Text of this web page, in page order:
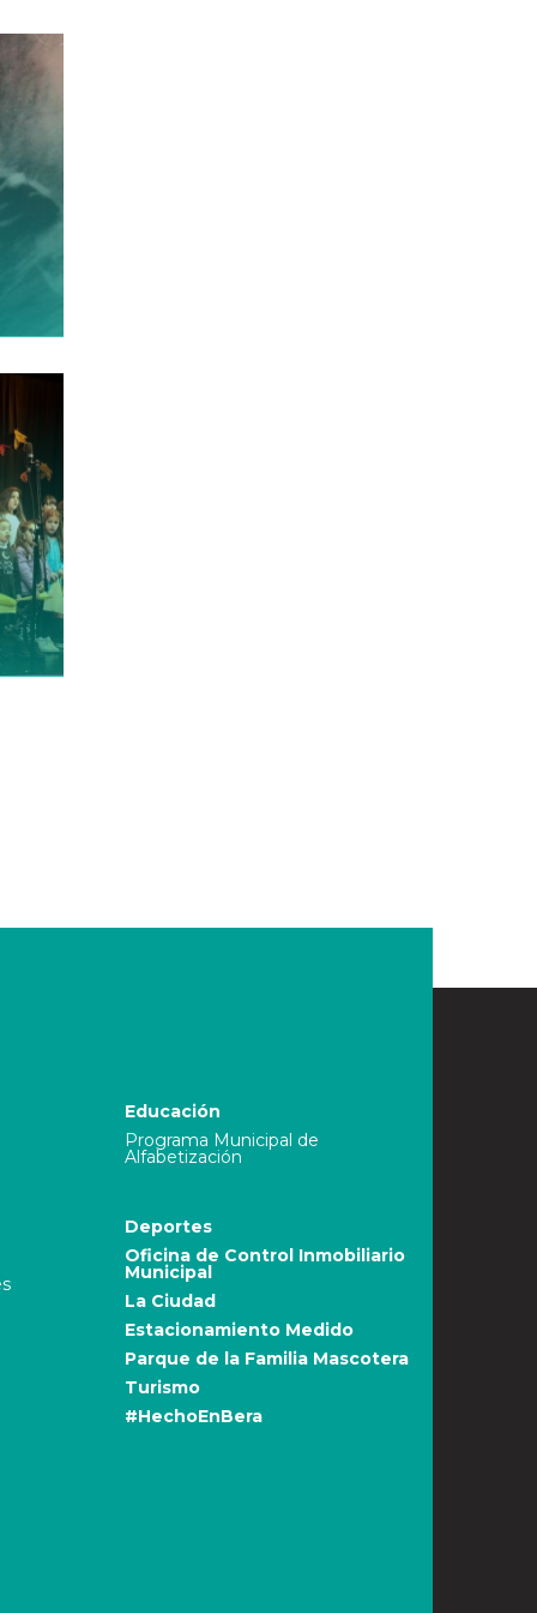
Educación
Programa Municipal de
Alfabetización
Deportes
Oficina de Control Inmobiliario
Municipal
La Ciudad
Estacionamiento Medido
Parque de la Familia Mascotera
Turismo
#HechoEnBera